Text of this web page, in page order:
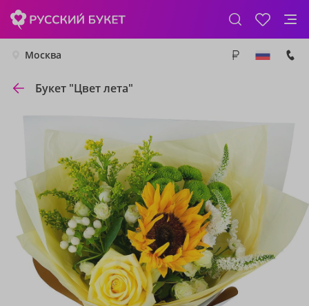
Москва
Букет "Цвет лета"